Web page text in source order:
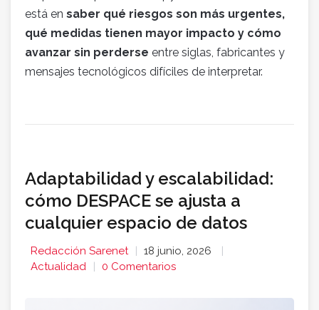
está en saber qué riesgos son más urgentes,
qué medidas tienen mayor impacto y cómo
avanzar sin perderse entre siglas, fabricantes y
mensajes tecnológicos difíciles de interpretar.
Adaptabilidad y escalabilidad:
cómo DESPACE se ajusta a
cualquier espacio de datos
Redacción Sarenet
18 junio, 2026
Actualidad
0 Comentarios